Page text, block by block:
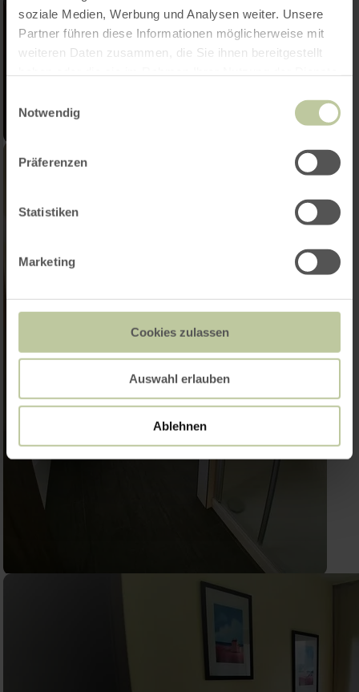
soziale Medien, Werbung und Analysen weiter. Unsere
Partner führen diese Informationen möglicherweise mit
weiteren Daten zusammen, die Sie ihnen bereitgestellt
Notwendig
Präferenzen
Statistiken
Marketing
Cookies zulassen
Auswahl erlauben
Ablehnen